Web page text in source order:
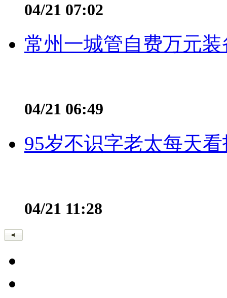
04/21 07:02
常州一城管自费万元
04/21 06:49
95岁不识字老太每天
04/21 11:28